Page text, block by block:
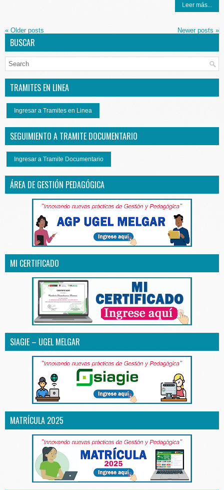
Leer más...
« Older posts Newer posts »
BUSCAR
TRAMITES EN LINEA
Ingresar a Tramites en Linea
SEGUIMIENTO A TRAMITE DOCUMENTARIO
Ingresar a Tramite Documentario
ÁREA DE GESTIÓN PEDAGÓGICA
MI CERTIFICADO
SIAGIE – UGEL MELGAR
MATRÍCULA 2025